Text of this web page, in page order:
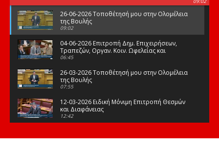
26-06-2026 Τοποθέτησή μου στην Ολομέλεια
της Βουλής
09:02
04-06-2026 Επιτροπή Δημ. Επιχειρήσεων,
Τραπεζών, Οργαν. Κοιν. Ωφελείας και
Φορέων Κοινων. Ασφάλισης
06:45
26-03-2026 Τοποθέτησή μου στην Ολομέλεια
της Βουλής
07:55
12-03-2026 Ειδική Μόνιμη Επιτροπή Θεσμών
και Διαφάνειας
12:42
της Βουλής